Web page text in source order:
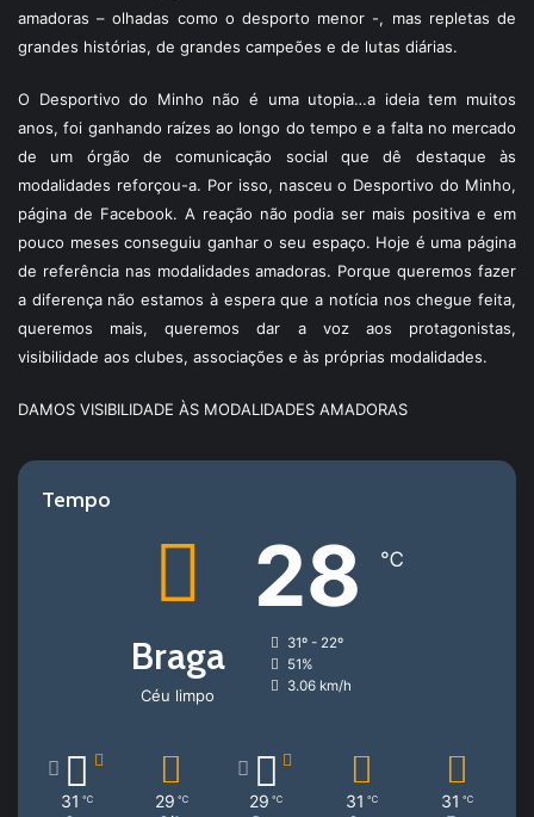
amadoras – olhadas como o desporto menor -, mas repletas de
grandes histórias, de grandes campeões e de lutas diárias.
O Desportivo do Minho não é uma utopia…a ideia tem muitos
anos, foi ganhando raízes ao longo do tempo e a falta no mercado
de um órgão de comunicação social que dê destaque às
modalidades reforçou-a. Por isso, nasceu o Desportivo do Minho,
página de Facebook. A reação não podia ser mais positiva e em
pouco meses conseguiu ganhar o seu espaço. Hoje é uma página
de referência nas modalidades amadoras. Porque queremos fazer
a diferença não estamos à espera que a notícia nos chegue feita,
queremos mais, queremos dar a voz aos protagonistas,
visibilidade aos clubes, associações e às próprias modalidades.
DAMOS VISIBILIDADE ÀS MODALIDADES AMADORAS
Tempo
Braga
Céu limpo
28 ℃
31º - 22º
51%
3.06 km/h
31 ℃ 29 ℃ 29 ℃ 31 ℃ 31 ℃